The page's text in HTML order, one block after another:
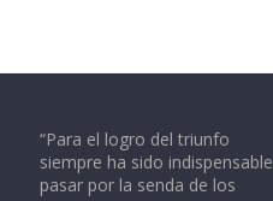
“Para el logro del triunfo
siempre ha sido indispensable
pasar por la senda de los